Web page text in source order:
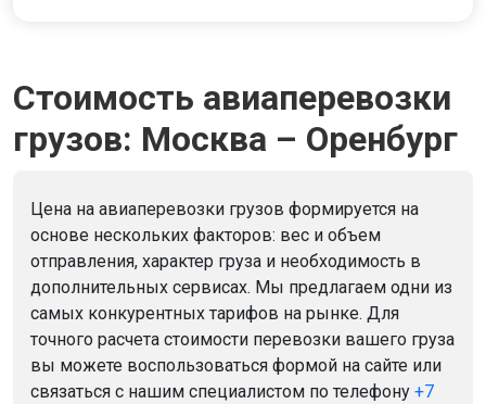
Стоимость авиаперевозки
грузов: Москва – Оренбург
Цена на авиаперевозки грузов формируется на
основе нескольких факторов: вес и объем
отправления, характер груза и необходимость в
дополнительных сервисах. Мы предлагаем одни из
самых конкурентных тарифов на рынке. Для
точного расчета стоимости перевозки вашего груза
вы можете воспользоваться формой на сайте или
связаться с нашим специалистом по телефону +7